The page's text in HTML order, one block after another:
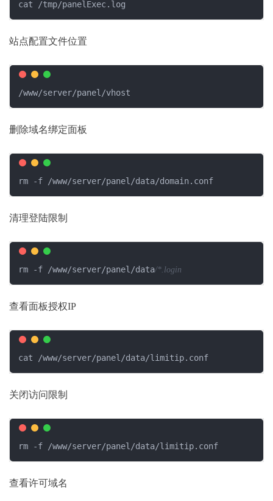
cat /tmp/panelExec.log
站点配置文件位置
/www/server/panel/vhost
删除域名绑定面板
rm -f /www/server/panel/data/domain.conf
清理登陆限制
rm -f /www/server/panel/data/*.login
查看面板授权IP
cat /www/server/panel/data/limitip.conf
关闭访问限制
rm -f /www/server/panel/data/limitip.conf
查看许可域名